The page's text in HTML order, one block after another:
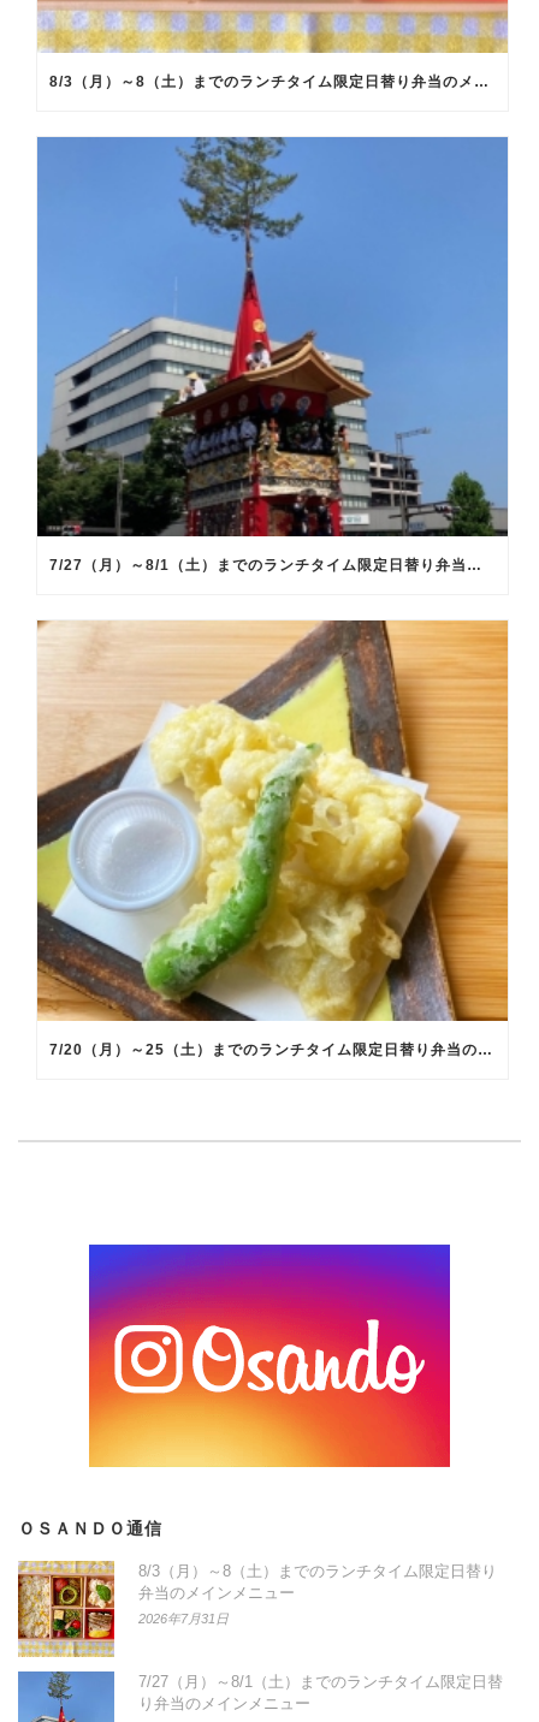
8/3（月）～8（土）までのランチタイム限定日替り弁当のメインメニュー
7/27（月）～8/1（土）までのランチタイム限定日替り弁当のメインメニュー
7/20（月）～25（土）までのランチタイム限定日替り弁当のメインメニュー
ＯＳＡＮＤＯ通信
8/3（月）～8（土）までのランチタイム限定日替り
弁当のメインメニュー
2026年7月31日
7/27（月）～8/1（土）までのランチタイム限定日替
り弁当のメインメニュー